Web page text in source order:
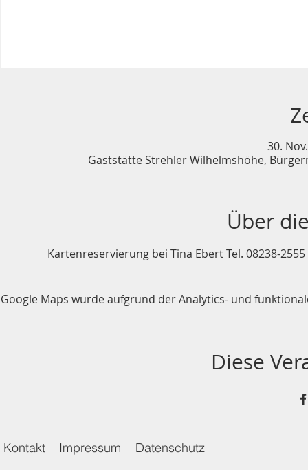
30.
Gaststätte Strehler Wilhelmshöhe,
Über
Kartenreservierung bei Tina Ebert Tel. 08238-
Google Maps wurde aufgrund der Analytics- und
Diese
Kontakt Impressum Datenschutz